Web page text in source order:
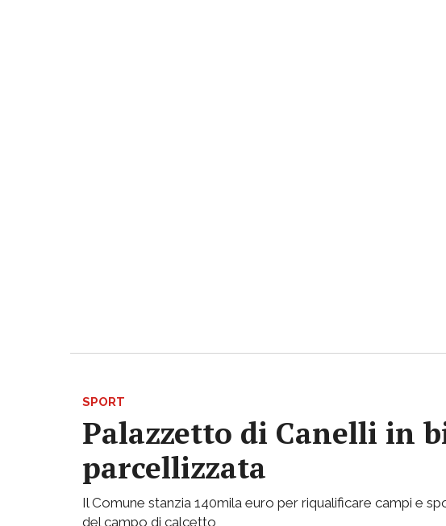
SPORT
Palazzetto di Canelli in
parcellizzata
Il Comune stanzia 140mila euro per riqualificare campi e
del campo di calcetto